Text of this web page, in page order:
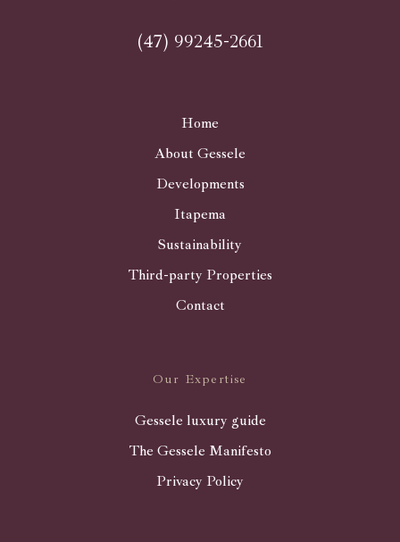
(47) 99245-2661
Home
About Gessele
Developments
Itapema
Sustainability
Third-party Properties
Contact
Our Expertise
Gessele luxury guide
The Gessele Manifesto
Privacy Policy